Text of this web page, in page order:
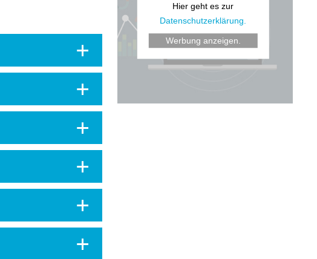
Hier geht es zur
Datenschutzerklärung.
Werbung anzeigen.